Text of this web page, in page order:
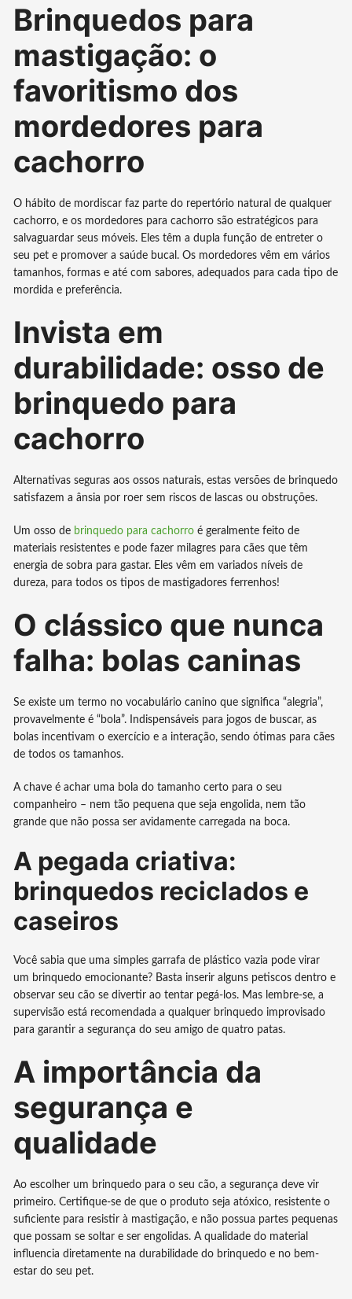
Brinquedos para
mastigação: o
favoritismo dos
mordedores para
cachorro
O hábito de mordiscar faz parte do repertório natural de qualquer
cachorro, e os mordedores para cachorro são estratégicos para
salvaguardar seus móveis. Eles têm a dupla função de entreter o
seu pet e promover a saúde bucal. Os mordedores vêm em vários
tamanhos, formas e até com sabores, adequados para cada tipo de
mordida e preferência.
Invista em
durabilidade: osso de
brinquedo para
cachorro
Alternativas seguras aos ossos naturais, estas versões de brinquedo
satisfazem a ânsia por roer sem riscos de lascas ou obstruções.
Um osso de brinquedo para cachorroé geralmente feito de
materiais resistentes e pode fazer milagres para cães que têm
energia de sobra para gastar. Eles vêm em variados níveis de
dureza, para todos os tipos de mastigadores ferrenhos!
O clássico que nunca
falha: bolas caninas
Se existe um termo no vocabulário canino que significa “alegria”,
provavelmente é “bola”. Indispensáveis para jogos de buscar, as
bolas incentivam o exercício e a interação, sendo ótimas para cães
de todos os tamanhos.
A chave é achar uma bola do tamanho certo para o seu
companheiro – nem tão pequena que seja engolida, nem tão
grande que não possa ser avidamente carregada na boca.
A pegada criativa:
brinquedos reciclados e
caseiros
Você sabia que uma simples garrafa de plástico vazia pode virar
um brinquedo emocionante? Basta inserir alguns petiscos dentro e
observar seu cão se divertir ao tentar pegá-los. Mas lembre-se, a
supervisão está recomendada a qualquer brinquedo improvisado
para garantir a segurança do seu amigo de quatro patas.
A importância da
segurança e
qualidade
Ao escolher um brinquedo para o seu cão, a segurança deve vir
primeiro. Certifique-se de que o produto seja atóxico, resistente o
suficiente para resistir à mastigação, e não possua partes pequenas
que possam se soltar e ser engolidas. A qualidade do material
influencia diretamente na durabilidade do brinquedo e no bem-
estar do seu pet.